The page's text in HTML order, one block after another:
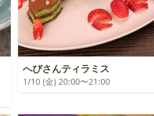
へびさんティラミス
1/10 (金) 20:00〜21:00